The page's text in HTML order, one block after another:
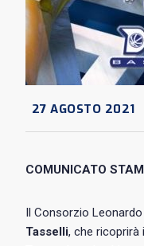
27 AGOSTO 2021
COMUNICATO
Il Consorzio
Tasselli, che ricoprirà